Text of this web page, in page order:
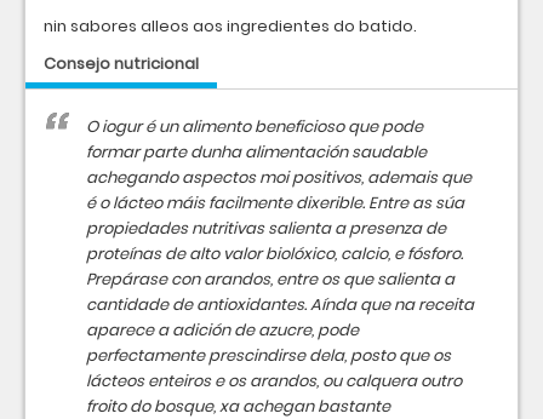
nin sabores alleos aos ingredientes do batido.
Consejo nutricional
O iogur é un alimento beneficioso que pode
formar parte dunha alimentación saudable
achegando aspectos moi positivos, ademais que
é o lácteo máis facilmente dixerible. Entre as súa
propiedades nutritivas salienta a presenza de
proteínas de alto valor biolóxico, calcio, e fósforo.
Prepárase con arandos, entre os que salienta a
cantidade de antioxidantes. Aínda que na receita
aparece a adición de azucre, pode
perfectamente prescindirse dela, posto que os
lácteos enteiros e os arandos, ou calquera outro
froito do bosque, xa achegan bastante